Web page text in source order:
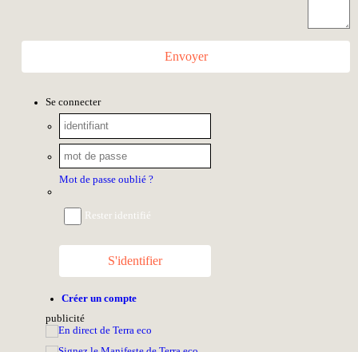
Envoyer
Se connecter
Mot de passe oublié ?
Rester identifié
S'identifier
Créer un compte
publicité